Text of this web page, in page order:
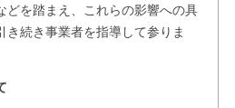
どを踏まえ、これらの影響への具
き続き事業者を指導して参りま